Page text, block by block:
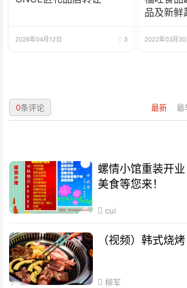
2026年04月12日 3
品及新鲜
2022年03月30
最新 最
0条评论
螺情小馆重装开
美食等您来！
cui
（视频）韩式烧
柳军